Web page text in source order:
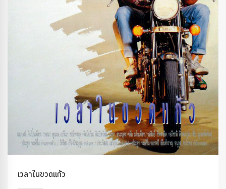
เวลาในขวดแก้ว